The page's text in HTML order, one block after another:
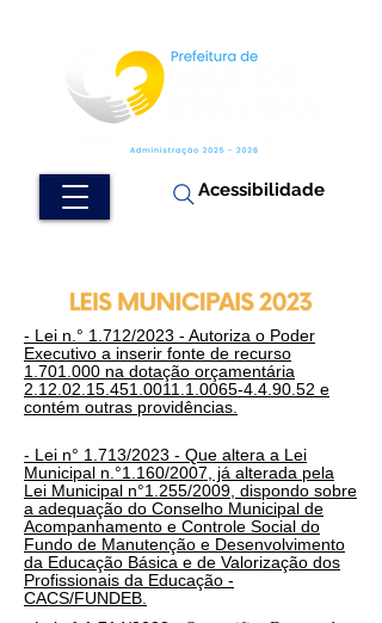
Acessibilidade
- Lei n.° 1.712/2023 - Autoriza o Poder
Executivo a inserir fonte de recurso
1.701.000 na dotação orçamentária
2.12.02.15.451.0011.1.0065-4.4.90.52 e
contém outras providências.
- Lei n° 1.713/2023 - Que altera a Lei
Municipal n.°1.160/2007, já alterada pela
Lei Municipal n°1.255/2009, dispondo sobre
a adequação do Conselho Municipal de
Acompanhamento e Controle Social do
Fundo de Manutenção e Desenvolvimento
da Educação Básica e de Valorização dos
Profissionais da Educação -
CACS/FUNDEB.